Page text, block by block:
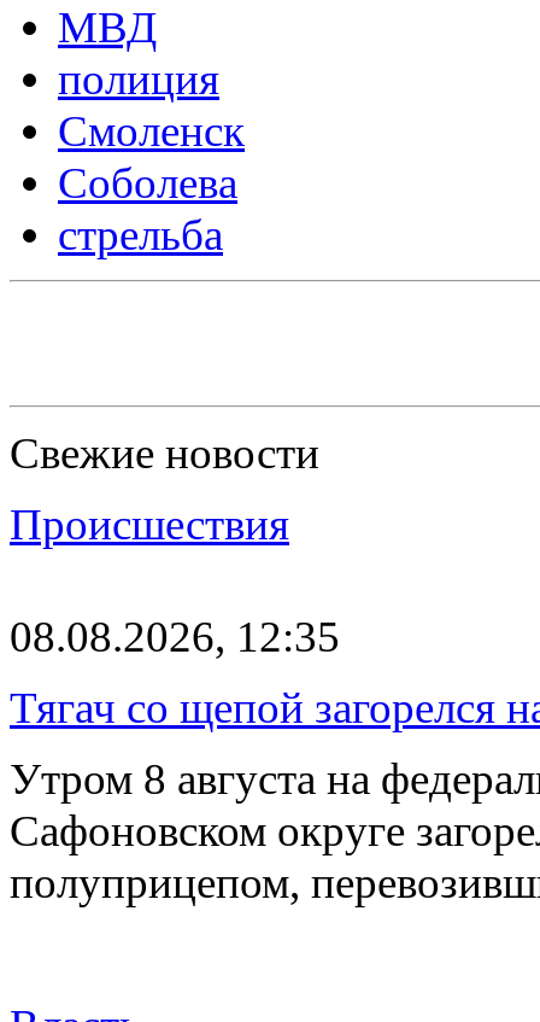
МВД
полиция
Смоленск
Соболева
стрельба
Свежие новости
Происшествия
08.08.2026, 12:35
Тягач со щепой загорелся
Утром 8 августа на
Сафоновском округе
полуприцепом,